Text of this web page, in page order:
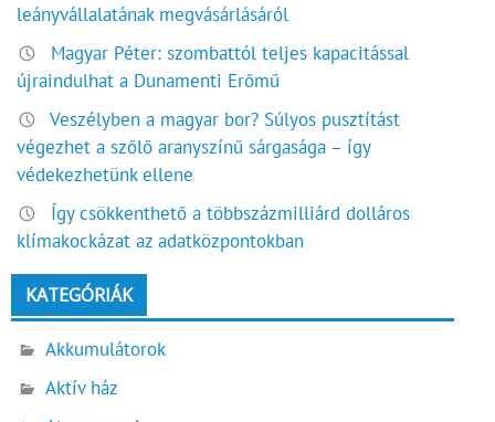
leányvállalatának megvásárlásáról
Magyar Péter: szombattól teljes kapacitással
újraindulhat a Dunamenti Erőmű
Veszélyben a magyar bor? Súlyos pusztítást
végezhet a szőlő aranyszínű sárgasága – így
védekezhetünk ellene
Így csökkenthető a többszázmilliárd dolláros
klímakockázat az adatközpontokban
KATEGÓRIÁK
Akkumulátorok
Aktív ház